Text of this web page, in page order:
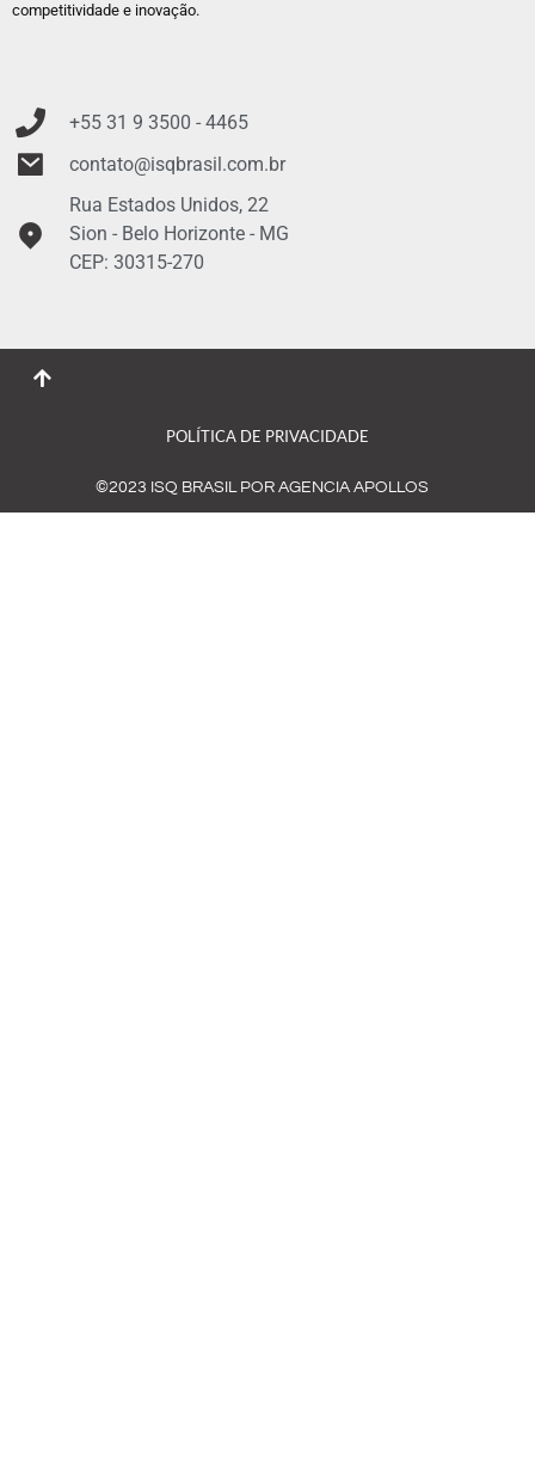
competitividade e inovação.
+55 31 93500 - 4465
contato@isqbrasil.com.br
Rua Estados Unidos, 22
Sion - Belo Horizonte - MG
CEP: 30315-270
POLÍTICA DE PRIVACIDADE
©2023 ISQ BRASIL POR AGENCIA APOLLOS